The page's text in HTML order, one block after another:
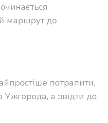
маршрут до
потрапити,
а звідти до